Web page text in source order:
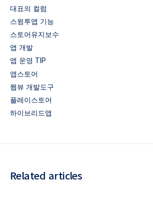
대표의 컬럼
스윙투앱 기능
스토어유지보수
앱 개발
앱 운영 TIP
앱스토어
웹뷰 개발도구
플레이스토어
하이브리드앱
Related articles